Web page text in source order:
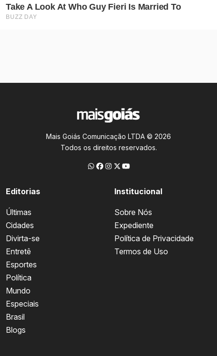
Mais Goiás Comunicação LTDA © 2026
Todos os direitos reservados.
Editorias
Últimas
Cidades
Divirta-se
Entretê
Esportes
Política
Mundo
Especiais
Brasil
Blogs
Institucional
Sobre Nós
Expediente
Política de Privacidade
Termos de Uso